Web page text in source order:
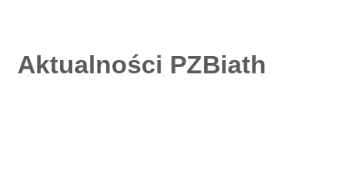
Aktualności PZBiath